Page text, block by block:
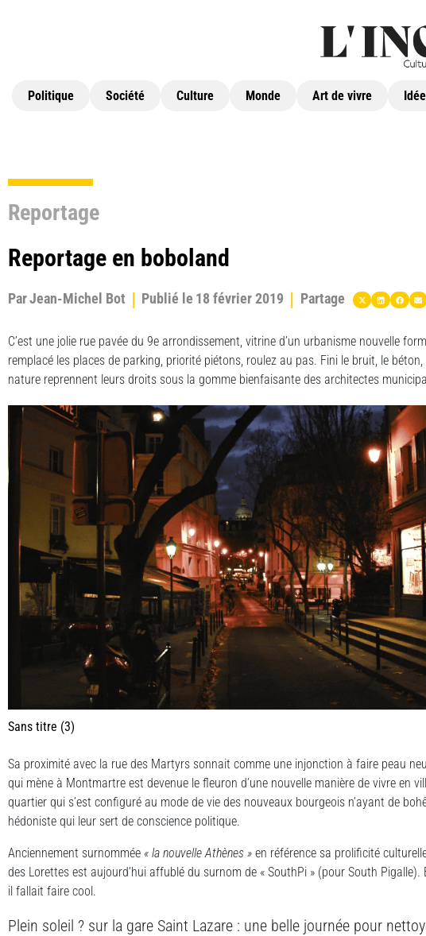
Politique Société Culture Monde Art de vivre
Reportage
Reportage en boboland
ParJean-Michel Bot Publié le 18 février 2019 Partage
C’est une jolie rue pavée du 9e arrondissement, vitrine d’un urbanisme nouvelle
remplacé les places de parking, priorité piétons, roulez au pas. Fini le bruit, le béton,
nature reprennent leurs droits sous la gomme bienfaisante des architectes
Sans titre (3)
Sa proximité avec la rue des Martyrs sonnait comme une injonction à faire peau
qui mène à Montmartre est devenue le fleuron d’une nouvelle manière de vivre en
quartier qui s’est configuré au mode de vie des nouveaux bourgeois n’ayant de
hédoniste qui leur sert de conscience politique.
Anciennement surnommée « la nouvelle Athènes » en référence sa prolificité
des Lorettes est aujourd’hui affublé du surnom de « SouthPi » (pour South
il fallait faire cool.
Plein soleil ? sur la gare Saint Lazare : une belle journée pour